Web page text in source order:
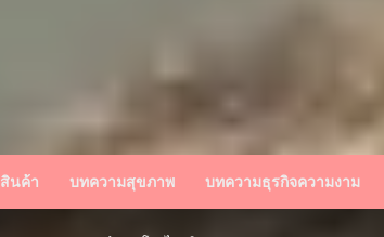
สินค้า บทความสุขภาพ บทความธุรกิจความงาม